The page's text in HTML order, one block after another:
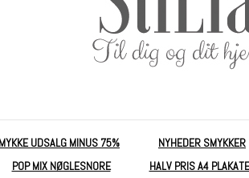
UDSALG MINUS 75% NYHEDER SMYKKER
POP MIX NØGLESNORE
HALV PRIS A4